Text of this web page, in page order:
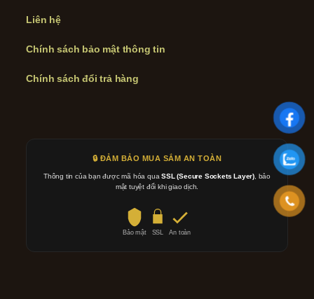
Liên hệ
Chính sách bảo mật thông tin
Chính sách đổi trả hàng
🔒 ĐẢM BẢO MUA SẮM AN TOÀN
Thông tin của bạn được mã hóa quaSSL (Secure Sockets Layer), bảo
mật tuyệt đối khi giao dịch.
Bảo mật SSL An toàn